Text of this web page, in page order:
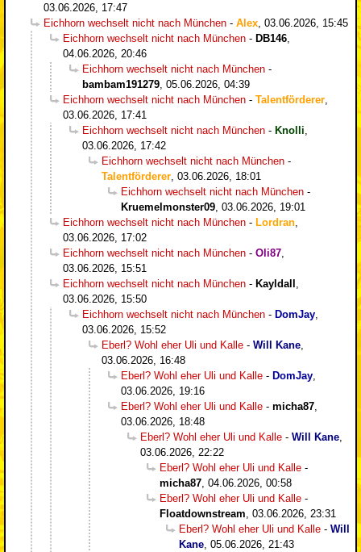
03.06.2026, 17:47
Eichhorn wechselt nicht nach München - Alex 03.06.2026, 15:45
Eichhorn wechselt nicht nach München - DB146
04.06.2026, 20:46
Eichhorn wechselt nicht nach München -
bambam191279 05.06.2026, 04:39
Eichhorn wechselt nicht nach München - Talentförderer
03.06.2026, 17:41
Eichhorn wechselt nicht nach München - Knolli
03.06.2026, 17:42
Eichhorn wechselt nicht nach München -
Talentförderer 03.06.2026, 18:01
Eichhorn wechselt nicht nach München -
Kruemelmonster09 03.06.2026, 19:01
Eichhorn wechselt nicht nach München - Lordran
03.06.2026, 17:02
Eichhorn wechselt nicht nach München - Oli87
03.06.2026, 15:51
Eichhorn wechselt nicht nach München - Kayldall
03.06.2026, 15:50
Eichhorn wechselt nicht nach München - DomJay
03.06.2026, 15:52
Eberl? Wohl eher Uli und Kalle - Will Kane
03.06.2026, 16:48
Eberl? Wohl eher Uli und Kalle - DomJay
03.06.2026, 19:16
Eberl? Wohl eher Uli und Kalle - micha87
03.06.2026, 18:48
Eberl? Wohl eher Uli und Kalle - Will Kane
03.06.2026, 22:22
Eberl? Wohl eher Uli und Kalle -
micha87 04.06.2026, 00:58
Eberl? Wohl eher Uli und Kalle -
Floatdownstream 03.06.2026, 23:31
Eberl? Wohl eher Uli und Kalle - Will
Kane 05.06.2026, 21:43